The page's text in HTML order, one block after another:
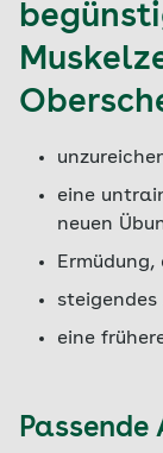
eine
neuen
steigendes
eine
Passende